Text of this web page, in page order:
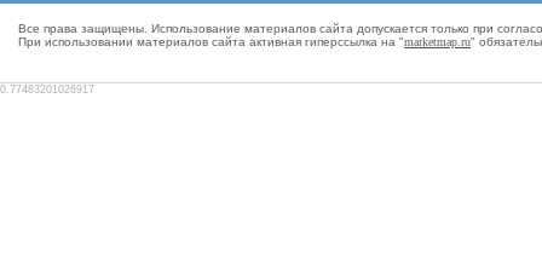
Все права защищены. Использование материалов сайта допускается только при
При использовании материалов сайта активная гиперсcылка на "marketmap.ru"
0.77483201026917